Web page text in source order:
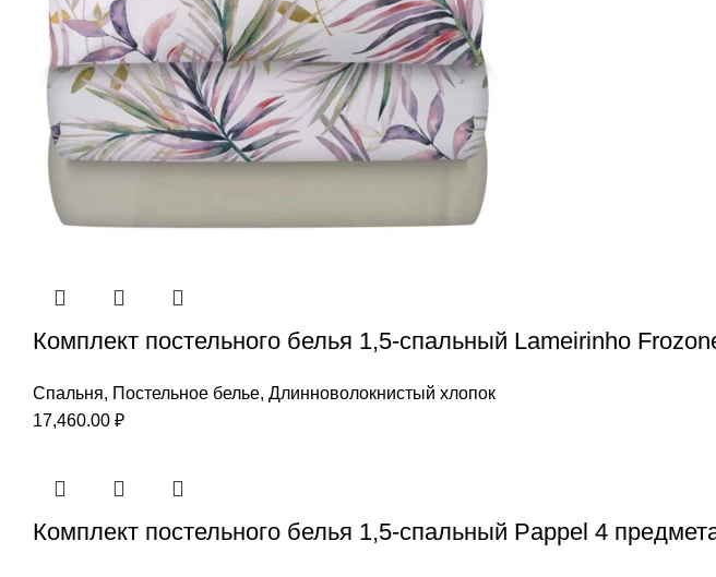
Комплект постельного белья 1,5-спальный Lameirinho
Спальня, Постельное белье, Длинноволокнистый хлопок
17,460.00 ₽
Комплект постельного белья 1,5-спальный Pappel 4